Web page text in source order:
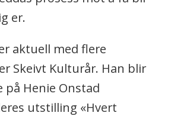
er.
aktuell med flere
Skeivt Kulturår. Han blir
på Henie Onstad
utstilling «Hvert